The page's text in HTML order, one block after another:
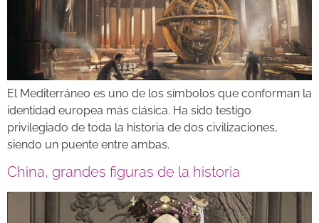
El Mediterráneo es uno de los símbolos que conforman la
identidad europea más clásica. Ha sido testigo
privilegiado de toda la historia de dos civilizaciones,
siendo un puente entre ambas.
China, grandes figuras de la historia